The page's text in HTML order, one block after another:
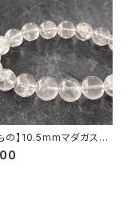
の】10.5mmマダガスカ
り アイリスローズクォ
スレット 【鑑別済み】